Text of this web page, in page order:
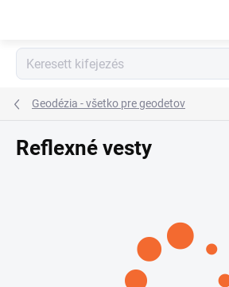
tartalomhoz
Geodézia - všetko pre geodetov
Reflexné vesty